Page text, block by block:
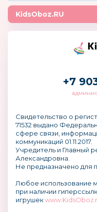
KidsOboz.RU
+7
Свидетельство о
71532 выдано
сфере связи,
коммуникаций 01.11.2017.
Учредитель и Главный
Александровна.
Не предназначено для
Любое использование
при наличии
игрушек